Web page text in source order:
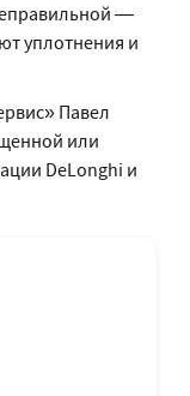
—
уплотнения и
Павел
или
DeLonghi и